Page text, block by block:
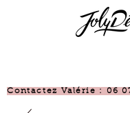
Contactez Valérie :06